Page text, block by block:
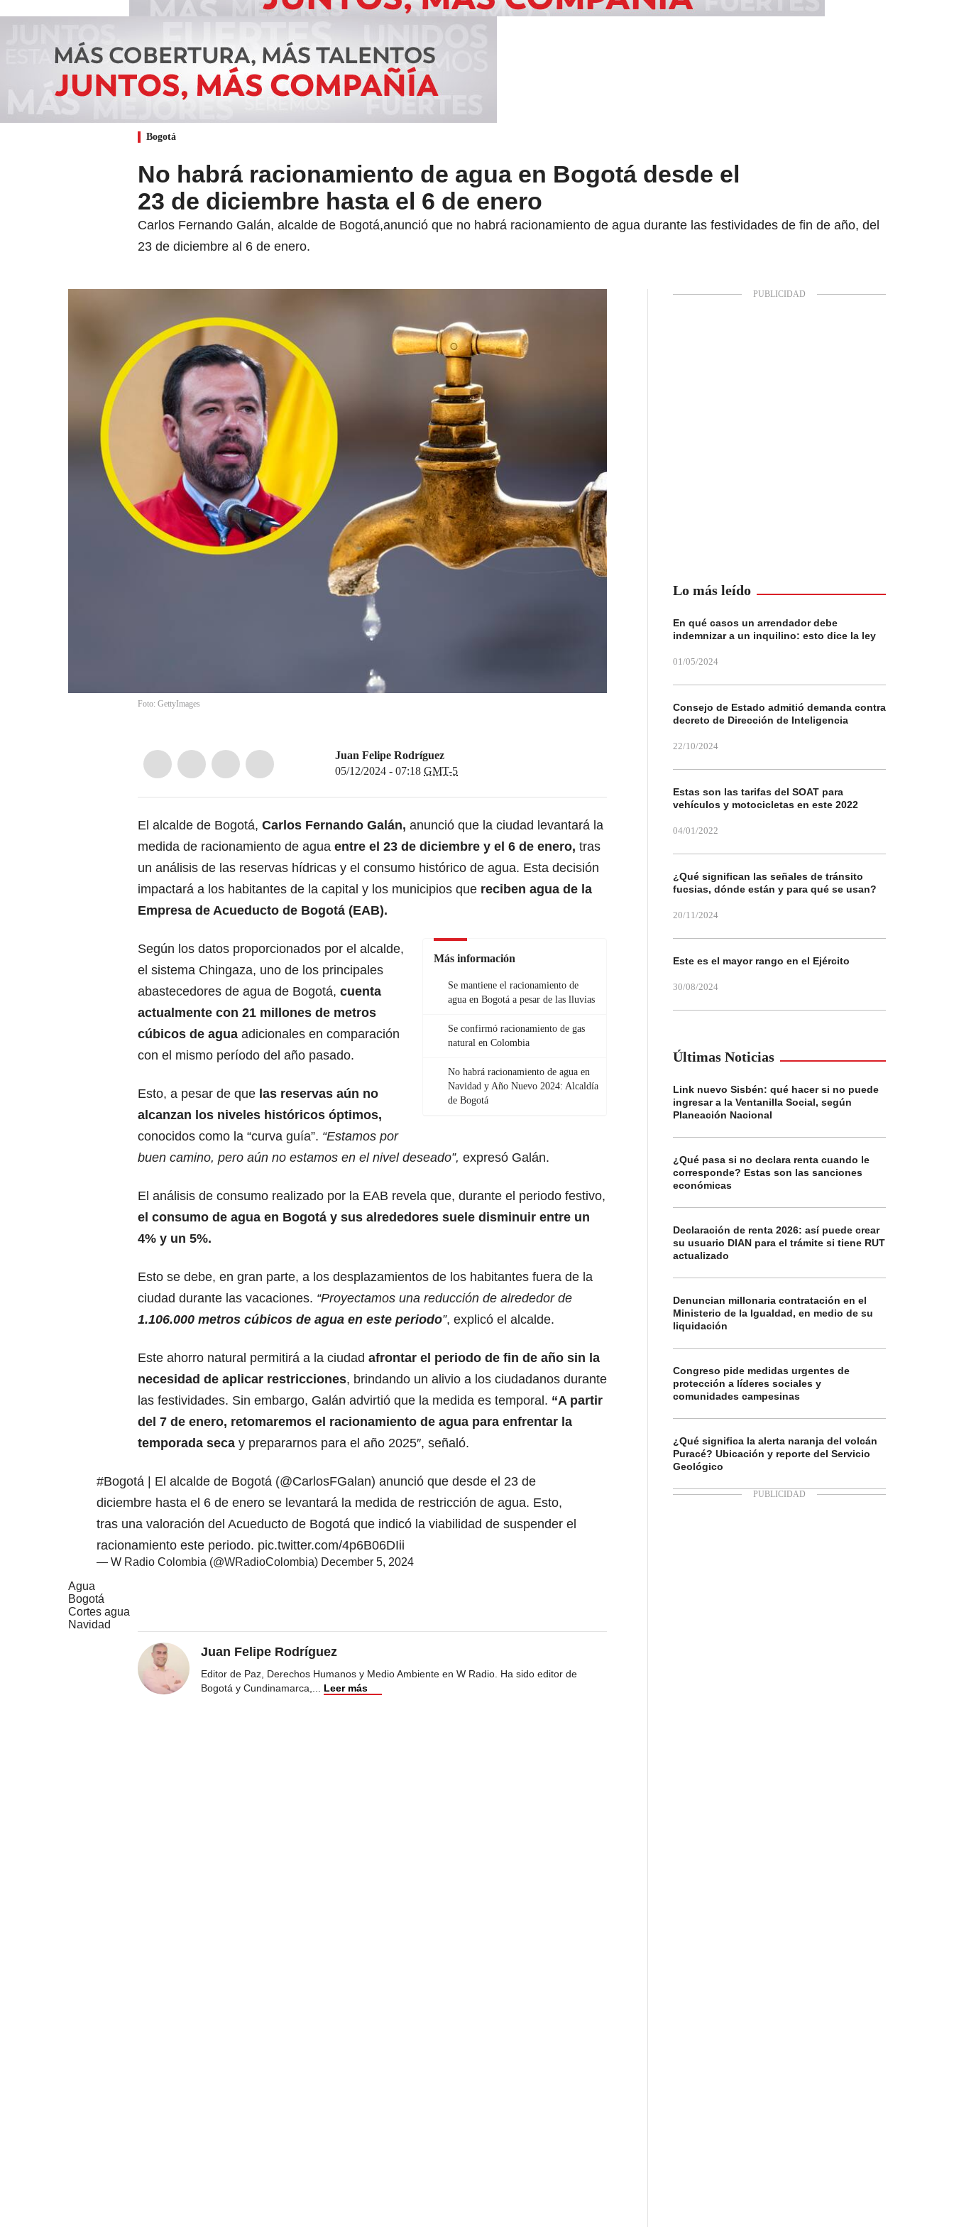
Bogotá
No habrá racionamiento de agua en Bogotá desde el
23 de diciembre hasta el 6 de enero
Carlos Fernando Galán, alcalde de Bogotá,anunció que no habrá racionamiento de agua durante las festividades de fin de año, del
23 de diciembre al 6 de enero.
Foto: GettyImages
Juan Felipe Rodríguez
05/12/2024 - 07:18 GMT-5
El alcalde de Bogotá, Carlos Fernando Galán, anunció que la ciudad levantará la
medida de racionamiento de agua entre el 23 de diciembre y el 6 de enero, tras
un análisis de las reservas hídricas y el consumo histórico de agua. Esta decisión
impactará a los habitantes de la capital y los municipios que reciben agua de la
Empresa de Acueducto de Bogotá (EAB).
Más información
Se mantiene el racionamiento de
agua en Bogotá a pesar de las lluvias
Se confirmó racionamiento de gas
natural en Colombia
No habrá racionamiento de agua en
Navidad y Año Nuevo 2024: Alcaldía
de Bogotá
Según los datos proporcionados por el alcalde,
el sistema Chingaza, uno de los principales
abastecedores de agua de Bogotá, cuenta
actualmente con 21 millones de metros
cúbicos de agua adicionales en comparación
con el mismo período del año pasado.
Esto, a pesar de que las reservas aún no
alcanzan los niveles históricos óptimos,
conocidos como la “curva guía”. “Estamos por
buen camino, pero aún no estamos en el nivel deseado”, expresó Galán.
El análisis de consumo realizado por la EAB revela que, durante el periodo festivo,
el consumo de agua en Bogotá y sus alrededores suele disminuir entre un
4% y un 5%.
Esto se debe, en gran parte, a los desplazamientos de los habitantes fuera de la
ciudad durante las vacaciones. “Proyectamos una reducción de alrededor de
1.106.000 metros cúbicos de agua en este periodo”, explicó el alcalde.
Este ahorro natural permitirá a la ciudad afrontar el periodo de fin de año sin la
necesidad de aplicar restricciones, brindando un alivio a los ciudadanos durante
las festividades. Sin embargo, Galán advirtió que la medida es temporal. “A partir
del 7 de enero, retomaremos el racionamiento de agua para enfrentar la
temporada seca y prepararnos para el año 2025″, señaló.
#Bogotá | El alcalde de Bogotá (@CarlosFGalan) anunció que desde el 23 de
diciembre hasta el 6 de enero se levantará la medida de restricción de agua. Esto,
tras una valoración del Acueducto de Bogotá que indicó la viabilidad de suspender el
racionamiento este periodo. pic.twitter.com/4p6B06DIii
— W Radio Colombia (@WRadioColombia) December 5, 2024
Agua
Bogotá
Cortes agua
Navidad
Juan Felipe Rodríguez
Editor de Paz, Derechos Humanos y Medio Ambiente en W Radio. Ha sido editor de
Bogotá y Cundinamarca,... Leer más
Lo más leído
En qué casos un arrendador debe
indemnizar a un inquilino: esto dice la ley
01/05/2024
Consejo de Estado admitió demanda contra
decreto de Dirección de Inteligencia
22/10/2024
Estas son las tarifas del SOAT para
vehículos y motocicletas en este 2022
04/01/2022
¿Qué significan las señales de tránsito
fucsias, dónde están y para qué se usan?
20/11/2024
Este es el mayor rango en el Ejército
30/08/2024
Últimas Noticias
Link nuevo Sisbén: qué hacer si no puede
ingresar a la Ventanilla Social, según
Planeación Nacional
¿Qué pasa si no declara renta cuando le
corresponde? Estas son las sanciones
económicas
Declaración de renta 2026: así puede crear
su usuario DIAN para el trámite si tiene RUT
actualizado
Denuncian millonaria contratación en el
Ministerio de la Igualdad, en medio de su
liquidación
Congreso pide medidas urgentes de
protección a líderes sociales y
comunidades campesinas
¿Qué significa la alerta naranja del volcán
Puracé? Ubicación y reporte del Servicio
Geológico